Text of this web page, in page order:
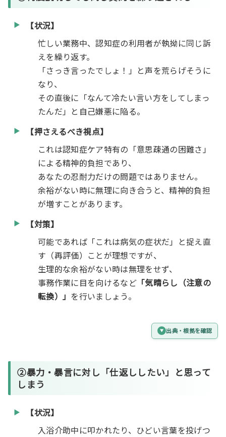
【状況】
忙しい業務中、認知症の利用者が執拗に同じ訴
えを繰り返す。
「さっき言ったでしょ！」と声を荒らげそうに
なり、
その直後に「なんて冷たい言い方をしてしまっ
たんだ」と自己嫌悪に陥る。
【押さえるべき視点】
これは認知症ケア特有の「意思疎通の困難さ」
による精神的負担であり、
あなたの忍耐力だけの問題ではありません。
余裕がない時に無理に向き合うと、精神的負担
が増すことがあります。
【対策】
可能であれば「これは病気の症状だ」と捉え直
す（再評価）ことが理想ですが、
生理的な余裕がない時は無理をせず、
事務作業に目を向けるなど 「気晴らし（注意の
転換）」 を行いましょう。
出典・根拠を確認
②暴力・暴言に対し「仕返ししたい」と思って
しまう
【状況】
入浴介助中に叩かれたり、ひどい言葉を投げつ